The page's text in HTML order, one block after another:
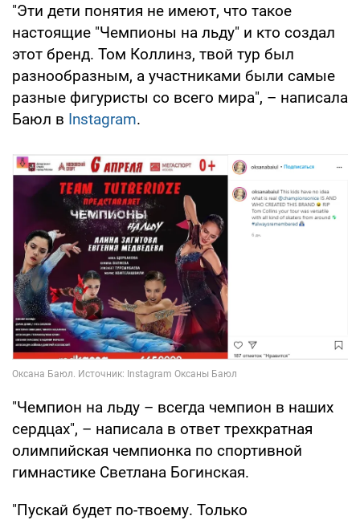
"Эти дети понятия не имеют, что такое
настоящие "Чемпионы на льду" и кто создал
этот бренд. Том Коллинз, твой тур был
разнообразным, а участниками были самые
разные фигуристы со всего мира", – написала
Баюл в Instagram.
"Чемпион на льду – всегда чемпион в наших
сердцах", – написала в ответ трехкратная
олимпийская чемпионка по спортивной
гимнастике Светлана Богинская.
"Пускай будет по-твоему. Только